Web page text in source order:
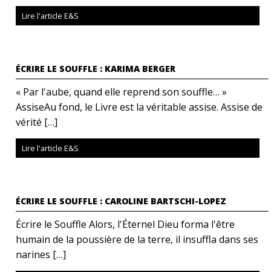
Lire l'article E&S
ÉCRIRE LE SOUFFLE : KARIMA BERGER
« Par l'aube, quand elle reprend son souffle… »
AssiseAu fond, le Livre est la véritable assise. Assise de
vérité […]
Lire l'article E&S
ÉCRIRE LE SOUFFLE : CAROLINE BARTSCHI-LOPEZ
Écrire le Souffle Alors, l'Éternel Dieu forma l'être
humain de la poussière de la terre, il insuffla dans ses
narines […]